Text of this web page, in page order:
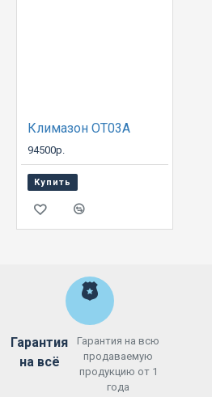
Климазон ОТ03А
94500р.
Купить
Гарантия
на всё
Гарантия на всю
продаваемую
продукцию от 1
года